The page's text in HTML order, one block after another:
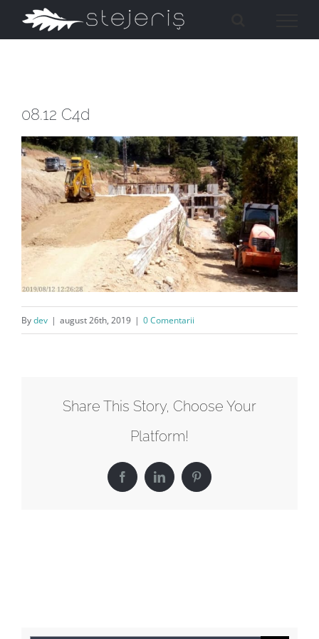
to
08.12 C4d
Bydev | august 26th, 2019 | 0 Comentarii
Share This Story, Choose Your
Platform!
FacebookLinkedInPinterest